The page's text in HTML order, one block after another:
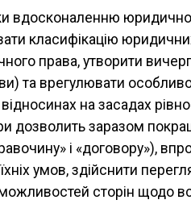
вдосконаленню
класифікацію
права, утворити
та врегулювати
на засадах
дозволить заразом
і «договору»),
умов, здійснити
сторін щодо